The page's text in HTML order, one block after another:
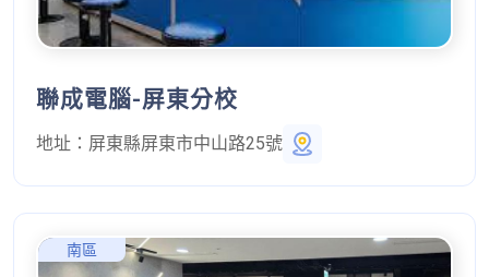
聯成電腦-屏東分校
地址： 屏東縣屏東市中山路25號
南區